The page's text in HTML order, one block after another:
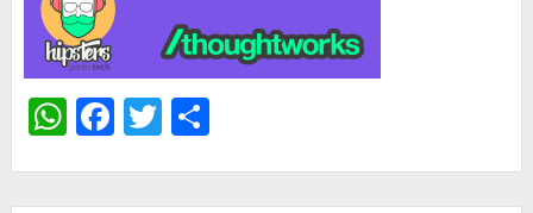
WhatsApp
Facebook
Twitter